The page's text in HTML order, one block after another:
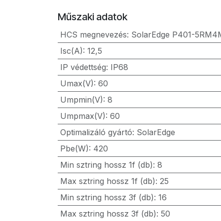
Műszaki adatok
HCS megnevezés: SolarEdge P401-
Isc(A): 12,5
IP védettség: IP68
Umax(V): 60
Umpmin(V): 8
Umpmax(V): 60
Optimalizáló gyártó: SolarEdge
Pbe(W): 420
Min sztring hossz 1f (db): 8
Max sztring hossz 1f (db): 25
Min sztring hossz 3f (db): 16
Max sztring hossz 3f (db): 50